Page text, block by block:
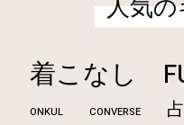
人気
着こなし
ONKUL CONVERSE